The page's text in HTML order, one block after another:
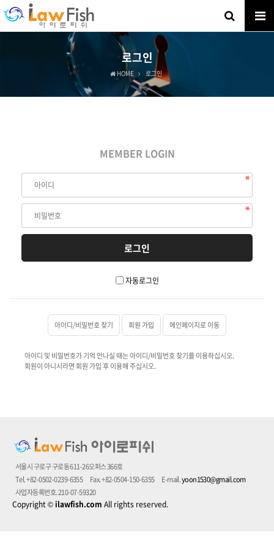
로그인
HOME 로그인
MEMBER LOGIN
자동로그인
아이디/비밀번호 찾기 회원 가입 메인페이지로 이동
아이디 및 비밀번호가 기억 안나실 때는 아이디/비밀번호 찾기를 이용하십시오.
회원이 아니시라면 회원 가입 후 이용해 주십시오.
서울시 구로구 구로동 611-26오퍼스 366호
Tel. +82-0502-0239-6355
Fax. +82-0504-150-6355 E-mail.yoon1530@gmail.com
사업자등록번호. 210-07-59320
Copyright©ilawfish.com All rights reserved.